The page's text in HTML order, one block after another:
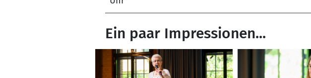
Ein paar Impressionen...